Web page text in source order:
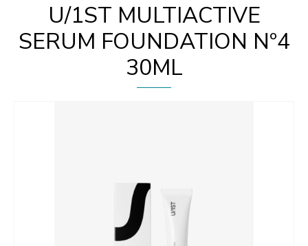
U/1ST MULTIACTIVE
SERUM FOUNDATION Nº4
30ML